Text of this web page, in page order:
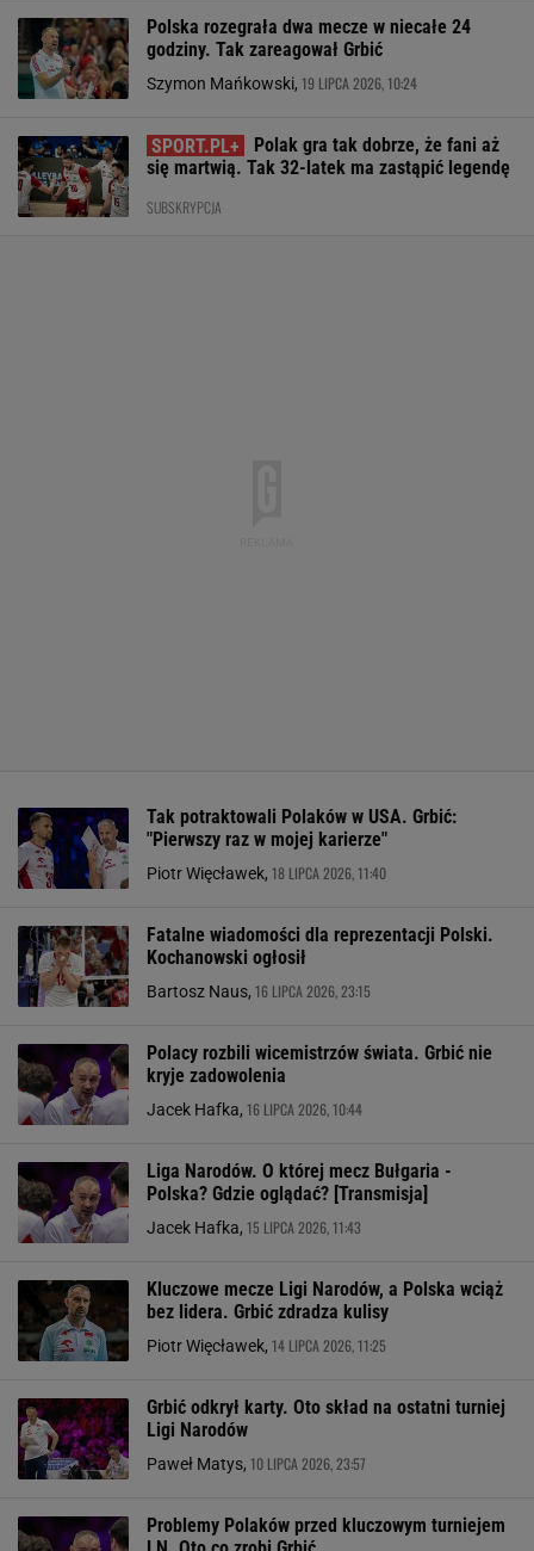
Polska rozegrała dwa mecze w niecałe 24
godziny. Tak zareagował Grbić
Szymon Mańkowski, 19 LIPCA 2026, 10:24
Polak gra tak dobrze, że fani aż
się martwią. Tak 32-latek ma zastąpić legendę
SUBSKRYPCJA
Tak potraktowali Polaków w USA. Grbić:
"Pierwszy raz w mojej karierze"
Piotr Więcławek, 18 LIPCA 2026, 11:40
Fatalne wiadomości dla reprezentacji Polski.
Kochanowski ogłosił
Bartosz Naus, 16 LIPCA 2026, 23:15
Polacy rozbili wicemistrzów świata. Grbić nie
kryje zadowolenia
Jacek Hafka, 16 LIPCA 2026, 10:44
Liga Narodów. O której mecz Bułgaria -
Polska? Gdzie oglądać? [Transmisja]
Jacek Hafka, 15 LIPCA 2026, 11:43
Kluczowe mecze Ligi Narodów, a Polska wciąż
bez lidera. Grbić zdradza kulisy
Piotr Więcławek, 14 LIPCA 2026, 11:25
Grbić odkrył karty. Oto skład na ostatni turniej
Ligi Narodów
Paweł Matys, 10 LIPCA 2026, 23:57
Problemy Polaków przed kluczowym turniejem